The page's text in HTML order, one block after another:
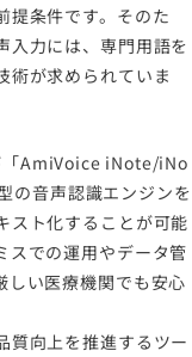
提条件です。そのた
入力には、専門用語を
術が求められていま
「AmiVoice iNote/iNo
の音声認識エンジンを
スト化することが可能
スでの運用やデータ管
しい医療機関でも安心
向上を推進するツー